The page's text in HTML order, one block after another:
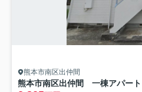
熊本市南区出仲間
熊本市南区出仲間 一棟アパート